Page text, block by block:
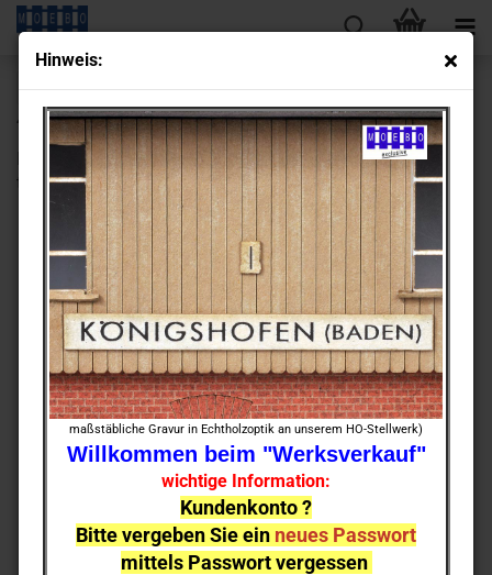
Hin­weis:
maßstäbliche Gravur in Echtholzoptik an unserem HO-Stellwerk)
Willkommen beim "Werksverkauf"
wichtige Information:
Kundenkonto ?
Bitte vergeben Sie ein neues Passwort
mittels Passwort vergessen
« Erster « zurück weiter »
Letzter »
430
Artikel in dieser Kategorie
HO- 500171 Bahn­hof Har­se­win­kel nach Ori­gi­nal­plan xx­Se­
txx